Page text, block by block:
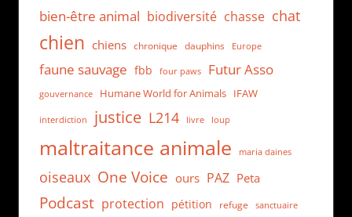
bien-être animal biodiversité chasse chat
chien chiens chronique dauphins Europe
faune sauvage fbb four paws Futur Asso
gouvernance Humane World for Animals IFAW
interdiction justice L214 livre loup
maltraitance animale maria daines
oiseaux One Voice ours PAZ Peta
Podcast protection pétition refuge sanctuaire